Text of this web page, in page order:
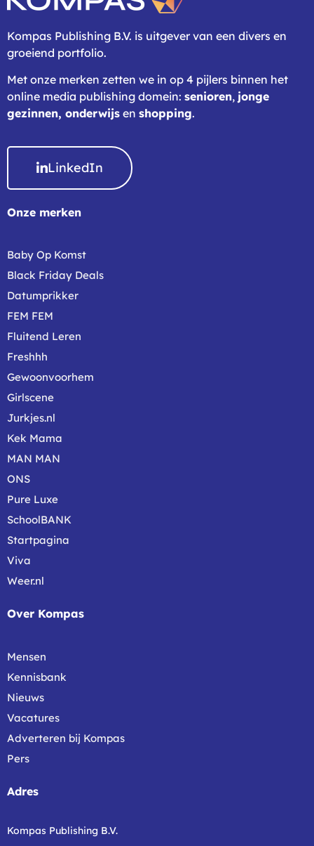
Kompas Publishing B.V. is uitgever van een divers en
groeiend portfolio.
Met onze merken zetten we in op 4 pijlers binnen het
online media publishing domein: senioren, jonge
gezinnen, onderwijs en shopping.
LinkedIn
Onze merken
Baby Op Komst
Black Friday Deals
Datumprikker
FEM FEM
Fluitend Leren
Freshhh
Gewoonvoorhem
Girlscene
Jurkjes.nl
Kek Mama
MAN MAN
ONS
Pure Luxe
SchoolBANK
Startpagina
Viva
Weer.nl
Over Kompas
Mensen
Kennisbank
Nieuws
Vacatures
Adverteren bij Kompas
Pers
Adres
Kompas Publishing B.V.